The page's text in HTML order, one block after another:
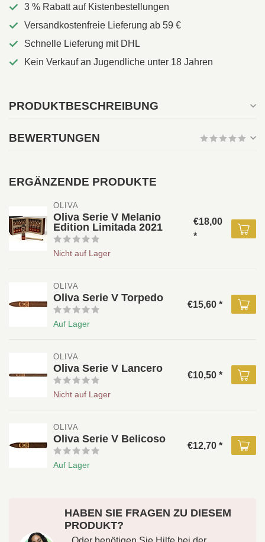
3 % Rabatt auf Kistenbestellungen
Versandkostenfreie Lieferung ab 59 €
Schnelle Lieferung mit DHL
Kein Verkauf an Jugendliche unter 18 Jahren
PRODUKTBESCHREIBUNG
BEWERTUNGEN
ERGÄNZENDE PRODUKTE
OLIVA
Oliva Serie V Melanio
Edition Limitada 2021
Nicht auf Lager
€18,00
*
OLIVA
Oliva Serie V Torpedo
Auf Lager
€15,60 *
OLIVA
Oliva Serie V Lancero
Nicht auf Lager
€10,50 *
OLIVA
Oliva Serie V Belicoso
Auf Lager
€12,70 *
HABEN SIE FRAGEN ZU DIESEM
PRODUKT?